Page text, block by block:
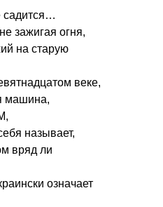
садится…
зажигая огня,
на старую
веке,
машина,
называет,
вряд ли
означает